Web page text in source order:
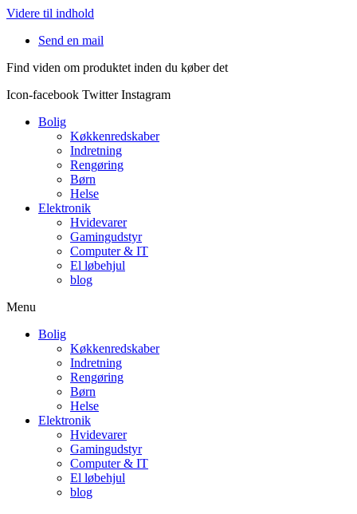
Videre til indhold
Send en mail
Find viden om produktet inden du køber det
Icon-facebook Twitter Instagram
Bolig
Køkkenredskaber
Indretning
Rengøring
Børn
Helse
Elektronik
Hvidevarer
Gamingudstyr
Computer & IT
El løbehjul
blog
Menu
Bolig
Køkkenredskaber
Indretning
Rengøring
Børn
Helse
Elektronik
Hvidevarer
Gamingudstyr
Computer & IT
El løbehjul
blog